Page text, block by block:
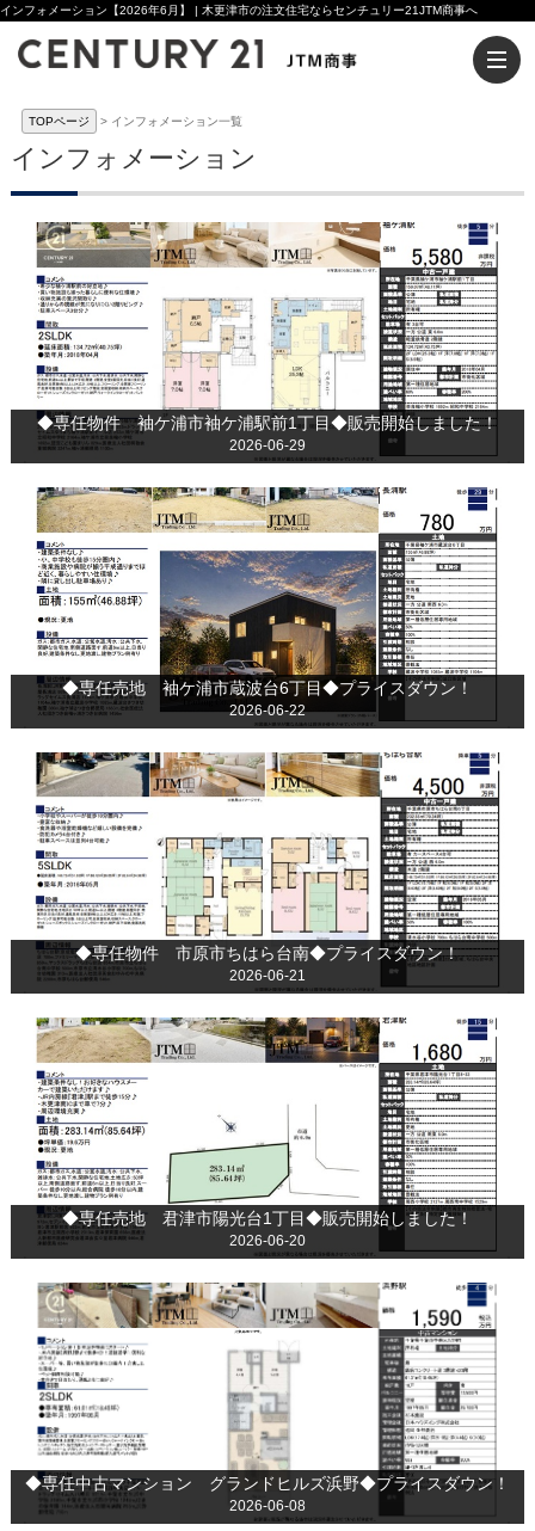
インフォメーション【2026年6月】 | 木更津市の注文住宅ならセンチュリー21JTM商事へ
TOPページ インフォメーション一覧
インフォメーション
◆専任物件 袖ケ浦市袖ケ浦駅前1丁目◆販売開始しました！
2026-06-29
◆専任売地 袖ケ浦市蔵波台6丁目◆プライスダウン！
2026-06-22
◆専任物件 市原市ちはら台南◆プライスダウン！
2026-06-21
◆専任売地 君津市陽光台1丁目◆販売開始しました！
2026-06-20
◆専任中古マンション グランドヒルズ浜野◆プライスダウン！
2026-06-08